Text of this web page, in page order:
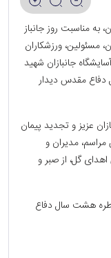
به مناسبت روز جانباز
مسئولین، ورزشکاران
جانبازان شهید
دفاع مقدس دیدار
عزیز و تجدید پیمان
مدیران و
اهدای گل، از صبر و
هشت سال دفاع